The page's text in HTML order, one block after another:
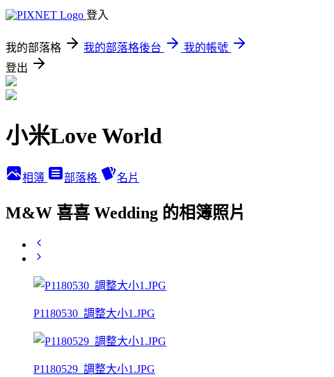
登入
我的部落格 我的部落格後台
我的帳號
登出
小米Love World
相簿 部落格 名片
M&W 喜喜 Wedding 的相簿照片
P1180530_調整大小1.JPG
P1180529_調整大小1.JPG